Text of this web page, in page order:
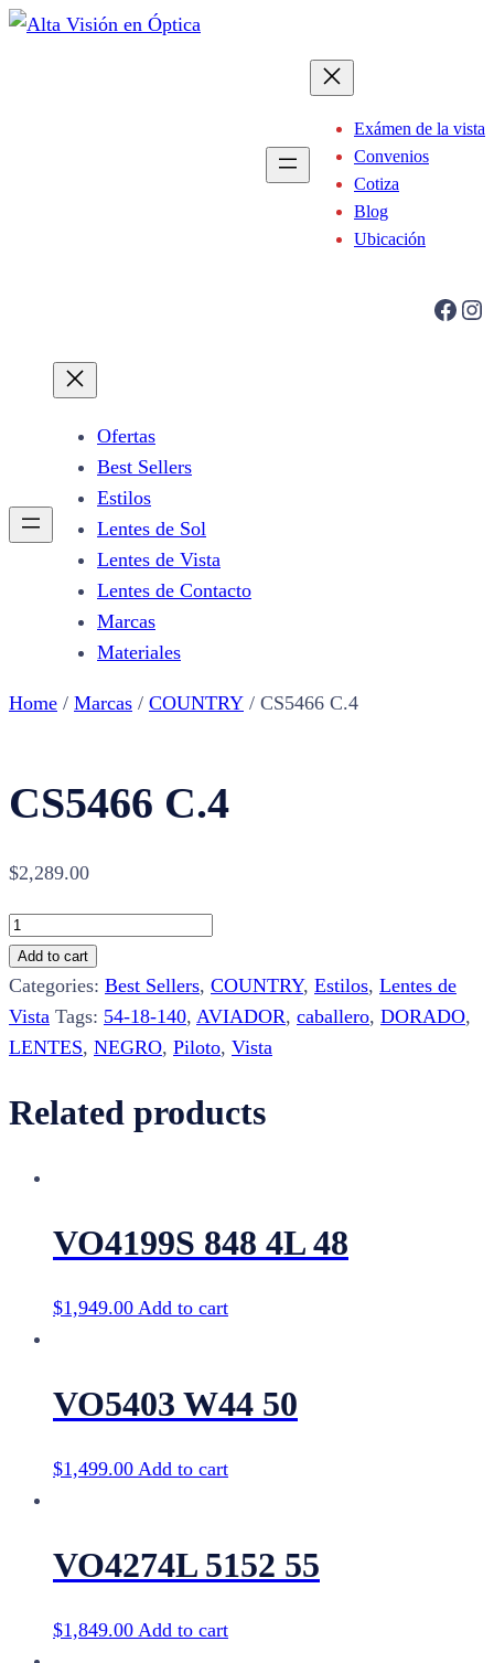
Saltar
Exámen de la vista
Convenios
Cotiza
Blog
Ubicación
Facebook Instagram
Ofertas
Best Sellers
Estilos
Lentes de Sol
Lentes de Vista
Lentes de Contacto
Marcas
Materiales
Home / Marcas / COUNTRY / CS5466 C.4
CS5466 C.4
$2,289.00
CS5466
C.4
quantity
Add to cart
Categories: Best Sellers, COUNTRY, Estilos, Lentes de
Vista Tags: 54-18-140, AVIADOR, caballero, DORADO,
LENTES, NEGRO, Piloto, Vista
Related products
VO4199S 848 4L 48
$1,949.00 Add to cart
VO5403 W44 50
$1,499.00 Add to cart
VO4274L 5152 55
$1,849.00 Add to cart